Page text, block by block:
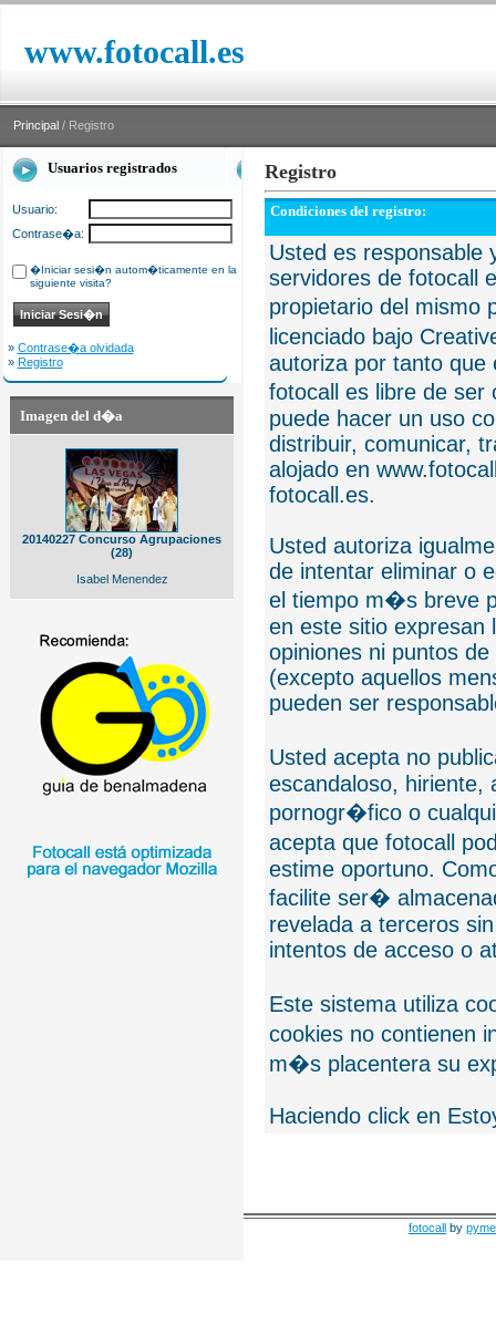
www.fotocall.es
Principal / Registro
Usuarios registrados
Usuario:
Contrase�a:
�Iniciar sesi�n autom�ticamente en la
siguiente visita?
» Contrase�a olvidada
» Registro
Imagen del d�a
20140227 Concurso Agrupaciones
(28)
Isabel Menendez
Registro
Condiciones del registro:
Usted es responsable
servidores de fotocall
propietario del mismo
licenciado bajo
autoriza por tanto que
fotocall es libre de
puede hacer un uso
distribuir, comunicar,
alojado en
fotocall.es.
Usted autoriza
de intentar eliminar o
el tiempo m�s breve
en este sitio expresan
opiniones ni puntos
(excepto aquellos
pueden ser
Usted acepta no
escandaloso, hiriente,
pornogr�fico o
acepta que fotocall
estime oportuno.
facilite ser�
revelada a terceros
intentos de acceso o
Este sistema utiliza
cookies no contienen
m�s placentera su
Haciendo click en
fotocall by